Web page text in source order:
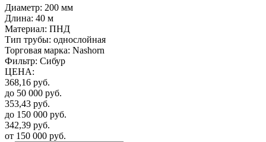
Диаметр: 200 мм
Длина: 40 м
Материал: ПНД
Тип трубы: однослойная
Торговая марка: Nashorn
Фильтр: Сибур
ЦЕНА:
368,16 руб.
до 50 000 руб.
353,43 руб.
до 150 000 руб.
342,39 руб.
от 150 000 руб.